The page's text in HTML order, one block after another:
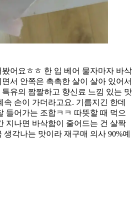
어요ㅎㅎ 한 입 베어 물자마자 바삭
서 안쪽은 촉촉한 살이 살아 있어서
유의 짭짤하고 향신료 느낌 있는 맛
손이 가더라고요. 기름지긴 한데
들어가는 조합ㅋㅋ 따뜻할 때 먹으
지나면 바삭함이 줄어드는 건 살짝
각나는 맛이라 재구매 의사 90%예